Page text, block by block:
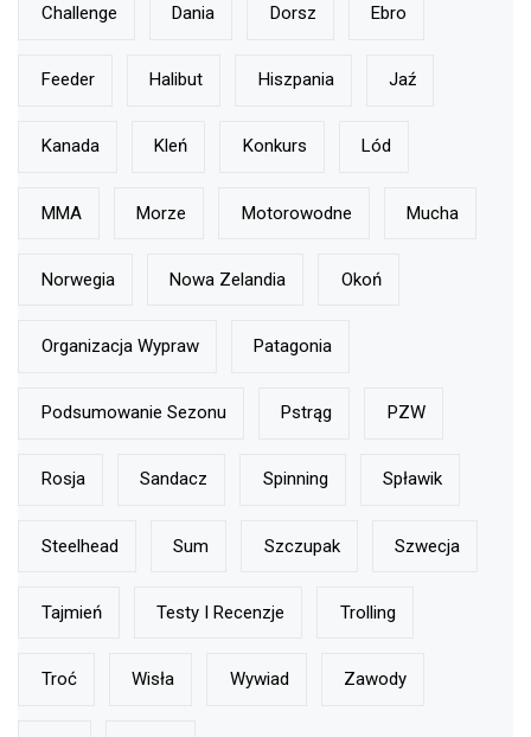
Challenge Dania Dorsz Ebro
Feeder Halibut Hiszpania Jaź
Kanada Kleń Konkurs Lód
MMA Morze Motorowodne Mucha
Norwegia Nowa Zelandia Okoń
Organizacja Wypraw Patagonia
Podsumowanie Sezonu Pstrąg PZW
Rosja Sandacz Spinning Spławik
Steelhead Sum Szczupak Szwecja
Tajmień Testy I Recenzje Trolling
Troć Wisła Wywiad Zawody